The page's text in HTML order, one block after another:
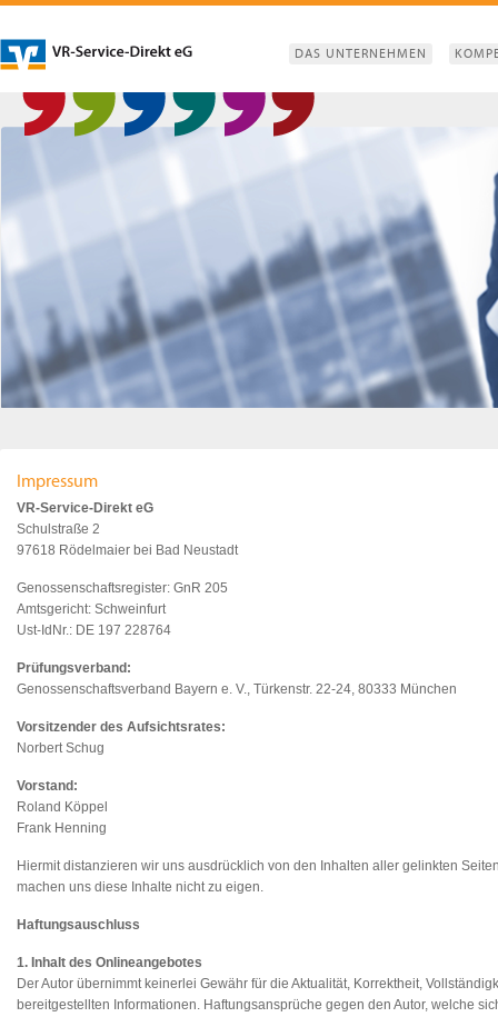
DAS UNTERNEHMEN
Impressum
VR-Service-Direkt eG
Schulstraße 2
97618 Rödelmaier bei Bad Neustadt
Genossenschaftsregister: GnR 205
Amtsgericht: Schweinfurt
Ust-IdNr.: DE 197 228764
Prüfungsverband:
Genossenschaftsverband Bayern e. V., Türkenstr. 22-24, 80333 München
Vorsitzender des Aufsichtsrates:
Norbert Schug
Vorstand:
Roland Köppel
Frank Henning
Hiermit distanzieren wir uns ausdrücklich von den Inhalten aller gelinkten
machen uns diese Inhalte nicht zu eigen.
Haftungsauschluss
1. Inhalt des Onlineangebotes
Der Autor übernimmt keinerlei Gewähr für die Aktualität, Korrektheit,
bereitgestellten Informationen. Haftungsansprüche gegen den Autor, welche